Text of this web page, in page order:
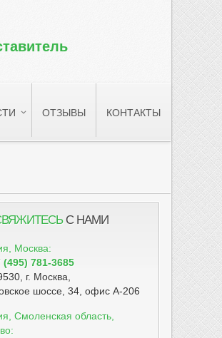
ОТЗЫВЫ КОНТАКТЫ
С НАМИ
Москва:
(495) 781-3685
г. Москва,
шоссе, 34, офис А-206
Смоленская область,